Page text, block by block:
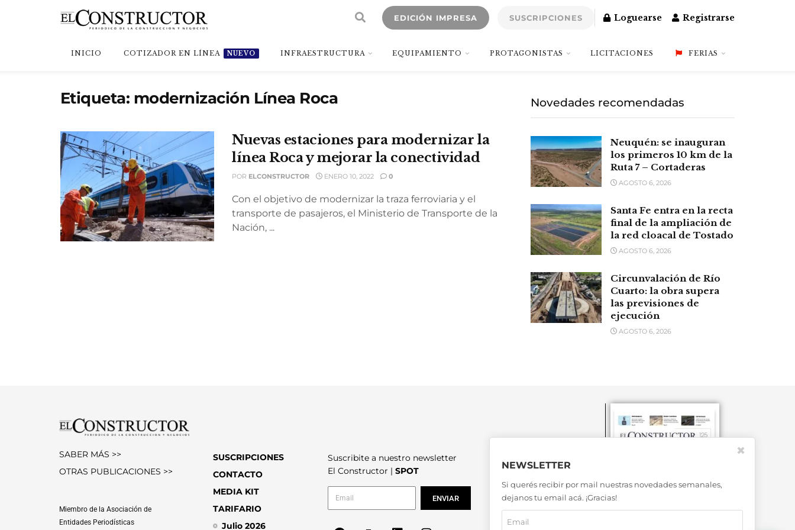
EDICIÓN IMPRESA SUSCRIPCIONES Loguearse Registrarse
INICIO COTIZADOR EN LÍNEA NUEVO INFRAESTRUCTURA EQUIPAMIENTO PROTAGONISTAS LICITACIONES FERIAS
Etiqueta: modernización Línea Roca
Nuevas estaciones para modernizar la
línea Roca y mejorar la conectividad
POR ELCONSTRUCTOR ENERO 10, 2022 0
Con el objetivo de modernizar la traza ferroviaria y el
transporte de pasajeros, el Ministerio de Transporte de la
Nación, ...
Novedades recomendadas
Neuquén: se inauguran
los primeros 10 km de la
Ruta 7 – Cortaderas
AGOSTO 6, 2026
Santa Fe entra en la recta
final de la ampliación de
la red cloacal de Tostado
AGOSTO 6, 2026
Circunvalación de Río
Cuarto: la obra supera
las previsiones de
ejecución
AGOSTO 6, 2026
SABER MÁS >>
OTRAS PUBLICACIONES >>
Miembro de la Asociación de
Entidades Periodísticas
SUSCRIPCIONES
CONTACTO
MEDIA KIT
TARIFARIO
Julio 2026
Suscribite a nuestro newsletter
El Constructor | SPOT
ENVIAR
NEWSLETTER
Si querés recibir por mail nuestras novedades semanales,
dejanos tu email acá. ¡Gracias!
✖